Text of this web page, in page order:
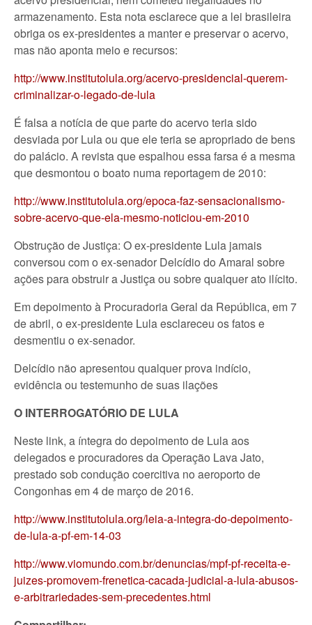
armazenamento. Esta nota esclarece que a lei brasileira
obriga os ex-presidentes a manter e preservar o acervo,
mas não aponta meio e recursos:
http://www.institutolula.org/acervo-presidencial-querem-
criminalizar-o-legado-de-lula
É falsa a notícia de que parte do acervo teria sido
desviada por Lula ou que ele teria se apropriado de bens
do palácio. A revista que espalhou essa farsa é a mesma
que desmontou o boato numa reportagem de 2010:
http://www.institutolula.org/epoca-faz-sensacionalismo-
sobre-acervo-que-ela-mesmo-noticiou-em-2010
Obstrução de Justiça: O ex-presidente Lula jamais
conversou com o ex-senador Delcídio do Amaral sobre
ações para obstruir a Justiça ou sobre qualquer ato ilícito.
Em depoimento à Procuradoria Geral da República, em 7
de abril, o ex-presidente Lula esclareceu os fatos e
desmentiu o ex-senador.
Delcídio não apresentou qualquer prova indício,
evidência ou testemunho de suas ilações
O INTERROGATÓRIO DE LULA
Neste link, a íntegra do depoimento de Lula aos
delegados e procuradores da Operação Lava Jato,
prestado sob condução coercitiva no aeroporto de
Congonhas em 4 de março de 2016.
http://www.institutolula.org/leia-a-integra-do-depoimento-
de-lula-a-pf-em-14-03
http://www.viomundo.com.br/denuncias/mpf-pf-receita-e-
juizes-promovem-frenetica-cacada-judicial-a-lula-abusos-
e-arbitrariedades-sem-precedentes.html